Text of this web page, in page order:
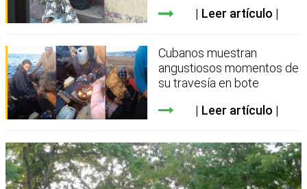
Leer artículo
Cubanos muestran
angustiosos momentos de
su travesía en bote
Leer artículo